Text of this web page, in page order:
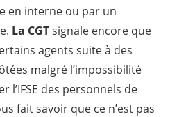
en interne ou par un
La CGTsignale encore que
agents suite à des
malgré l’impossibilité
l’IFSE des personnels de
fait savoir que ce n’est pas